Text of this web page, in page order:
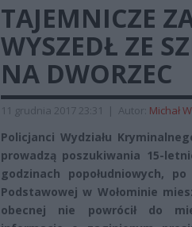
TAJEMNICZE
WYSZEDŁ ZE
NA DWORZEC
11 grudnia 2017 23:31 | Autor: Michał
Policjanci Wydziału
prowadzą poszukiwania 15-
godzinach popołudniowych,
Podstawowej w Wołominie
obecnej nie powrócił do